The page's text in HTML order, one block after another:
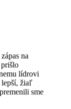
na
lídrovi
lepší, žiaľ
sme